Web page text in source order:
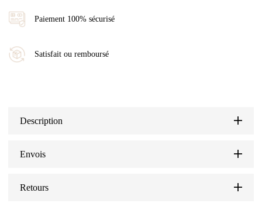
Paiement 100% sécurisé
Satisfait ou remboursé
Description
Envois
Retours